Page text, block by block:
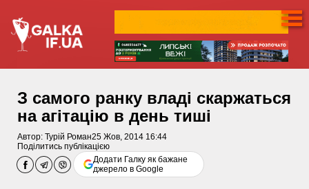
З самого ранку владі скаржаться
на агітацію в день тиші
Автор: Турій Роман25 Жов, 2014 16:44
Поділитись публікацією
Додати Галку як бажане
джерело в Google